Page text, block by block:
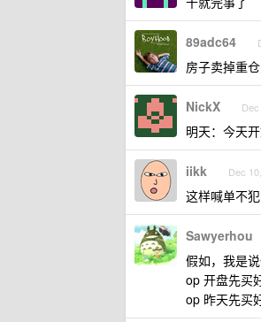
89adc64
房子卖掉重
NickX
明天：今天
iikk Dec
这样喊单不
Sawyerhou
假如，我是说
op 开盘先买
op 昨天先买